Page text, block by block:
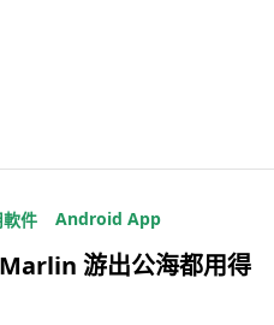
件 Android App
游出公海都用得